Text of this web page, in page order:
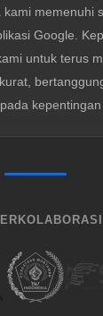
kami memenuhi
Google.
untuk terus
kepentingan